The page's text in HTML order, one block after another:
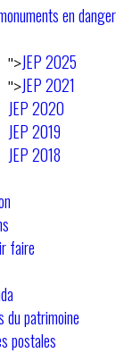
en danger
">JEP 2025
">JEP 2021
JEP 2020
JEP 2019
JEP 2018
faire
du patrimoine
postales